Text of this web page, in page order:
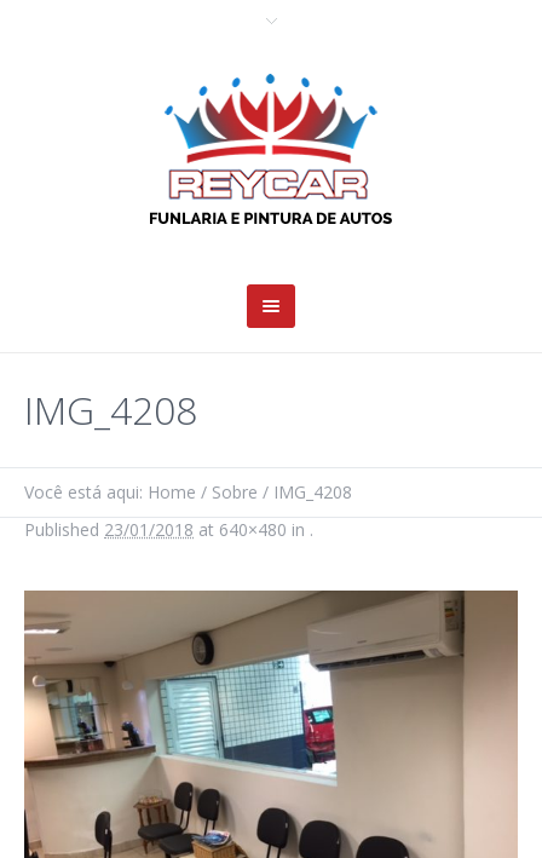
IMG_4208
Você está aqui: Home / Sobre / IMG_4208
Published 23/01/2018 at 640×480 in .